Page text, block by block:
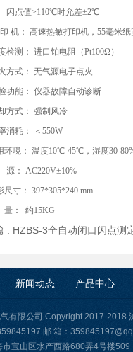
值>110℃时允差±2℃
机： 高速热敏打印机，55毫米纸
检测： 进口铂电阻（Pt100Ω）
方式： 无气源电子点火
功能： 仪器故障自动诊断
方式： 强制风冷
消耗： ＜550W
环境： 温度10℃-45℃，湿度30-
： AC220V±10%
尺寸： 397*305*240 mm
： 约15KG
: HZBS-3全自动闭口闪点测
新闻动态 产品中心
有限公司 Copyright 2017-2018
邮 箱：
市宝山区水产西路680弄4号楼509